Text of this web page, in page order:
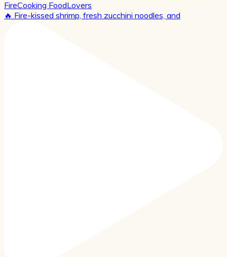
🔥 Fire-kissed shrimp, fresh zucchini noodles, and